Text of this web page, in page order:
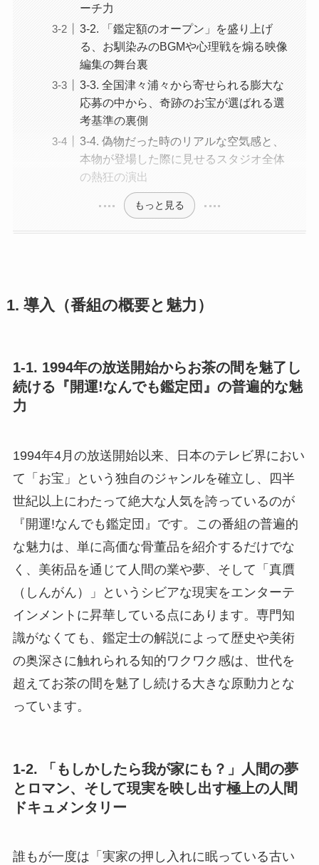
ーチ力
3-2. 「鑑定額のオープン」を盛り上げ
る、お馴染みのBGMや心理戦を煽る映像
編集の舞台裏
3-3. 全国津々浦々から寄せられる膨大な
応募の中から、奇跡のお宝が選ばれる選
考基準の裏側
3-4. 偽物だった時のリアルな空気感と、
本物が登場した際に見せるスタジオ全体
の熱狂の演出
もっと見る
1. 導入（番組の概要と魅力）
1-1. 1994年の放送開始からお茶の間を魅了し
続ける『開運!なんでも鑑定団』の普遍的な魅
力
1994年4月の放送開始以来、日本のテレビ界におい
て「お宝」という独自のジャンルを確立し、四半
世紀以上にわたって絶大な人気を誇っているのが
『開運!なんでも鑑定団』です。この番組の普遍的
な魅力は、単に高価な骨董品を紹介するだけでな
く、美術品を通じて人間の業や夢、そして「真贋
（しんがん）」というシビアな現実をエンターテ
インメントに昇華している点にあります。専門知
識がなくても、鑑定士の解説によって歴史や美術
の奥深さに触れられる知的ワクワク感は、世代を
超えてお茶の間を魅了し続ける大きな原動力とな
っています。
1-2. 「もしかしたら我が家にも？」人間の夢
とロマン、そして現実を映し出す極上の人間
ドキュメンタリー
誰もが一度は「実家の押し入れに眠っている古い